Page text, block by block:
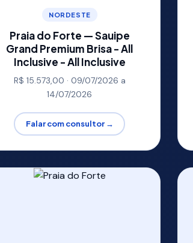
NORDESTE
Praia do Forte — Sauipe
Grand Premium Brisa - All
Inclusive - All Inclusive
R$ 15.573,00 · 09/07/2026 a
14/07/2026
Falar com consultor →